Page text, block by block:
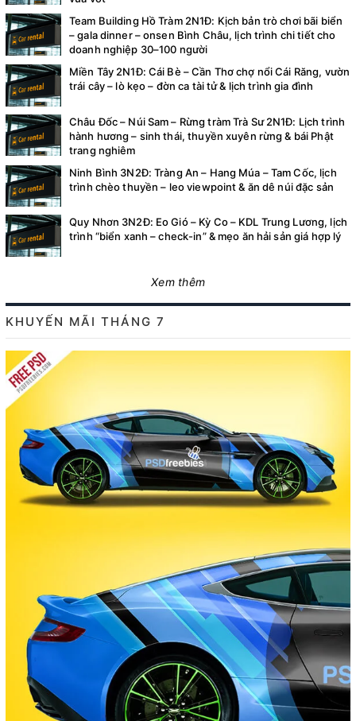
Team Building Hồ Tràm 2N1Đ: Kịch bản trò chơi bãi biển
– gala dinner – onsen Bình Châu, lịch trình chi tiết cho
doanh nghiệp 30–100 người
Miền Tây 2N1Đ: Cái Bè – Cần Thơ chợ nổi Cái Răng, vườn
trái cây – lò kẹo – đờn ca tài tử & lịch trình gia đình
Châu Đốc – Núi Sam – Rừng tràm Trà Sư 2N1Đ: Lịch trình
hành hương – sinh thái, thuyền xuyên rừng & bái Phật
trang nghiêm
Ninh Bình 3N2Đ: Tràng An – Hang Múa – Tam Cốc, lịch
trình chèo thuyền – leo viewpoint & ăn dê núi đặc sản
Quy Nhơn 3N2Đ: Eo Gió – Kỳ Co – KDL Trung Lương, lịch
trình “biển xanh – check-in” & mẹo ăn hải sản giá hợp lý
Xem thêm
KHUYẾN MÃI THÁNG 7